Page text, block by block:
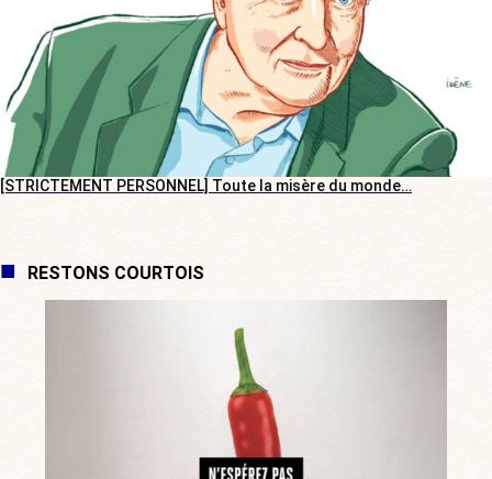
[STRICTEMENT PERSONNEL] Toute la misère du monde…
RESTONS COURTOIS